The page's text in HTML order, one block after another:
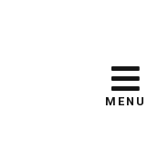
MENU